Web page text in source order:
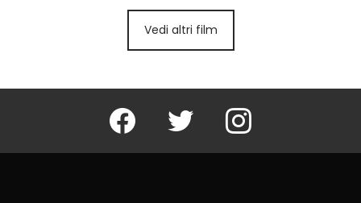
Vedi altri film
Facebook Twitter Instagram